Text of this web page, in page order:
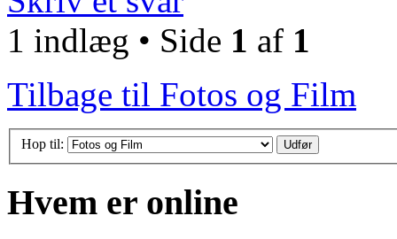
1 indlæg • Side 1 af 1
Tilbage til Fotos og Film
Hop til:
Hvem er online